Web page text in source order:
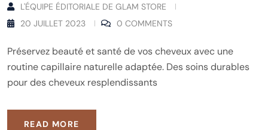
L'ÉQUIPE ÉDITORIALE DE GLAM STORE
20 JUILLET 2023
0 COMMENTS
Préservez beauté et santé de vos cheveux avec une
routine capillaire naturelle adaptée. Des soins durables
pour des cheveux resplendissants
READ MORE